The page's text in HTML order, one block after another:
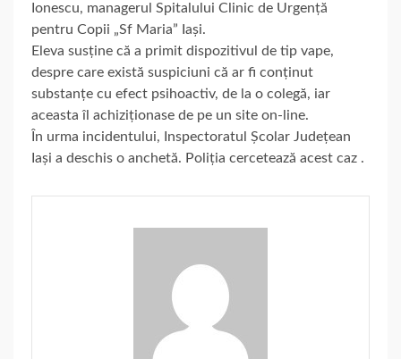
Ionescu, managerul Spitalului Clinic de Urgență
pentru Copii „Sf Maria” Iași.
Eleva susține că a primit dispozitivul de tip vape,
despre care există suspiciuni că ar fi conținut
substanțe cu efect psihoactiv, de la o colegă, iar
aceasta îl achiziționase de pe un site on-line.
În urma incidentului, Inspectoratul Școlar Județean
Iași a deschis o anchetă. Poliția cercetează acest caz .